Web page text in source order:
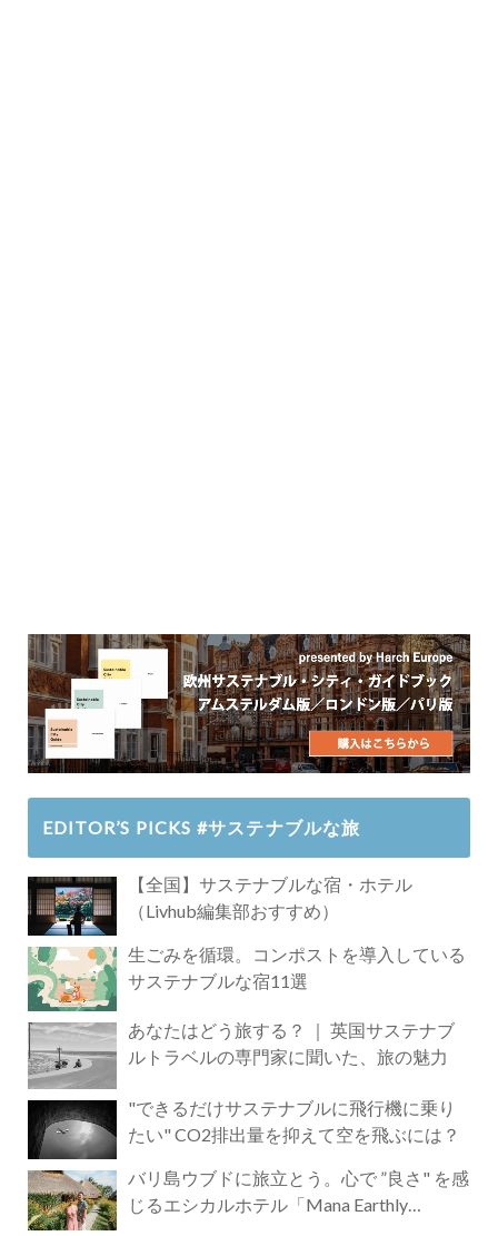
EDITOR’S PICKS #サステナブルな旅
【全国】サステナブルな宿・ホテル
（Livhub編集部おすすめ）
生ごみを循環。コンポストを導入している
サステナブルな宿11選
あなたはどう旅する？ ｜ 英国サステナブ
ルトラベルの専門家に聞いた、旅の魅力
"できるだけサステナブルに飛行機に乗り
たい" CO2排出量を抑えて空を飛ぶには？
バリ島ウブドに旅立とう。心で ”良さ" を感
じるエシカルホテル「Mana Earthly